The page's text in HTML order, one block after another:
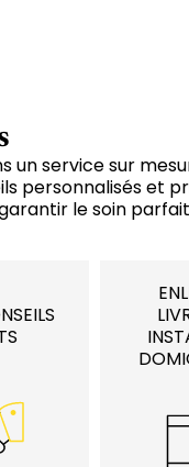
un service sur
personnalisés et
le soin